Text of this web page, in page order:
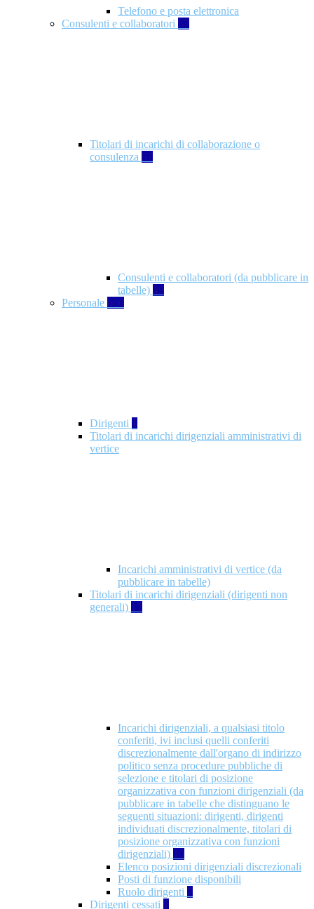
Telefono e posta elettronica
Consulenti e collaboratori 57
Titolari di incarichi di collaborazione o
consulenza 57
Consulenti e collaboratori (da pubblicare in
tabelle) 49
Personale 660
Dirigenti 1
Titolari di incarichi dirigenziali amministrativi di
vertice
Incarichi amministrativi di vertice (da
pubblicare in tabelle)
Titolari di incarichi dirigenziali (dirigenti non
generali) 17
Incarichi dirigenziali, a qualsiasi titolo
conferiti, ivi inclusi quelli conferiti
discrezionalmente dall'organo di indirizzo
politico senza procedure pubbliche di
selezione e titolari di posizione
organizzativa con funzioni dirigenziali (da
pubblicare in tabelle che distinguano le
seguenti situazioni: dirigenti, dirigenti
individuati discrezionalmente, titolari di
posizione organizzativa con funzioni
dirigenziali) 10
Elenco posizioni dirigenziali discrezionali
Posti di funzione disponibili
Ruolo dirigenti 7
Dirigenti cessati 1